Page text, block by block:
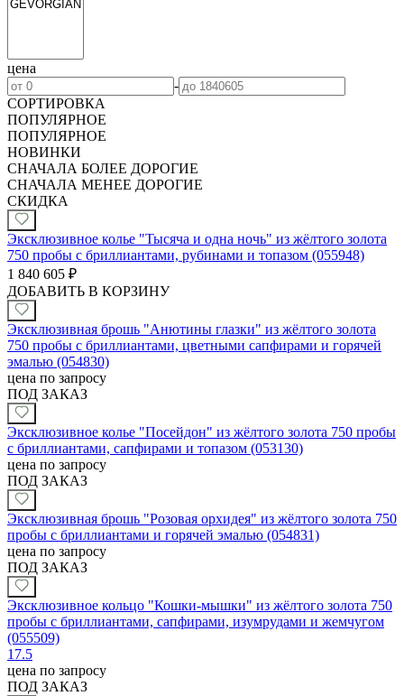
цена
-
СОРТИРОВКА
ПОПУЛЯРНОЕ
ПОПУЛЯРНОЕ
НОВИНКИ
СНАЧАЛА БОЛЕЕ ДОРОГИЕ
СНАЧАЛА МЕНЕЕ ДОРОГИЕ
СКИДКА
Эксклюзивное колье "Тысяча и одна ночь" из жёлтого золота
750 пробы с бриллиантами, рубинами и топазом (055948)
1 840 605 ₽
ДОБАВИТЬ В КОРЗИНУ
Эксклюзивная брошь "Анютины глазки" из жёлтого золота
750 пробы с бриллиантами, цветными сапфирами и горячей
эмалью (054830)
цена по запросу
ПОД ЗАКАЗ
Эксклюзивное колье "Посейдон" из жёлтого золота 750 пробы
с бриллиантами, сапфирами и топазом (053130)
цена по запросу
ПОД ЗАКАЗ
Эксклюзивная брошь "Розовая орхидея" из жёлтого золота 750
пробы с бриллиантами и горячей эмалью (054831)
цена по запросу
ПОД ЗАКАЗ
Эксклюзивное кольцо "Кошки-мышки" из жёлтого золота 750
пробы с бриллиантами, сапфирами, изумрудами и жемчугом
(055509)
17.5
цена по запросу
ПОД ЗАКАЗ